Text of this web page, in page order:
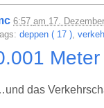
6:57 am 17.
deppen ( 17 ),
das